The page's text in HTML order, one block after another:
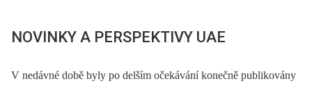
NOVINKY A PERSPEKTIVY UAE
V nedávné době byly po delším očekávání konečně publikovány